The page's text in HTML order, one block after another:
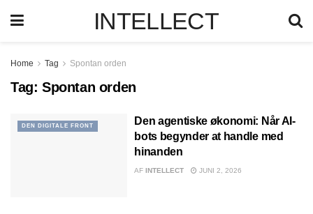
INTELLECT
Home Tag Spontan orden
Tag: Spontan orden
DEN DIGITALE FRONT
Den agentiske økonomi: Når AI-
bots begynder at handle med
hinanden
AF INTELLECT JUNI 2, 2026